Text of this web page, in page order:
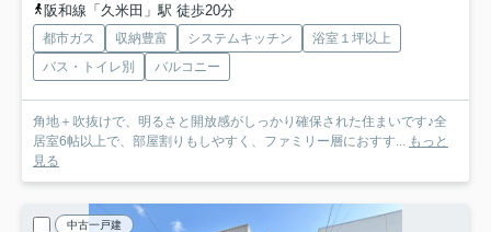
阪和線「久米田」駅 徒歩20分
都市ガス 収納豊富 システムキッチン
浴室１坪以上
バス・トイレ別
バルコニー
角地＋吹抜けで、明るさと開放感がしっかり確保された住まいです♪全
居室6帖以上で、部屋割りもしやすく、ファミリー層におすす...
もっと
見る
中古一戸建